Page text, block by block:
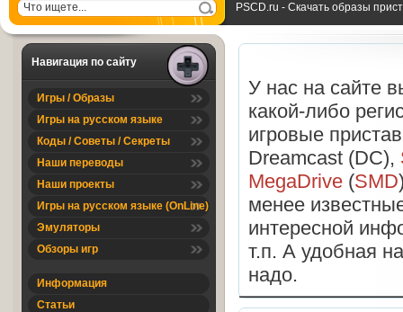
PSCD.ru - Скачать образы
Навигация по сайту
Игры / Образы
Игры на русском языке
Коды / Советы / Секреты
Наши переводы
Наши проекты
Игры на русском языке (OnLine)
Эмуляторы
Обзоры игр
Информация
Статьи
У нас на сайте
какой-либо
игровые
Dreamcast (DC),
MegaDrive (SMD
менее
интересной
т.п. А удобная
надо.